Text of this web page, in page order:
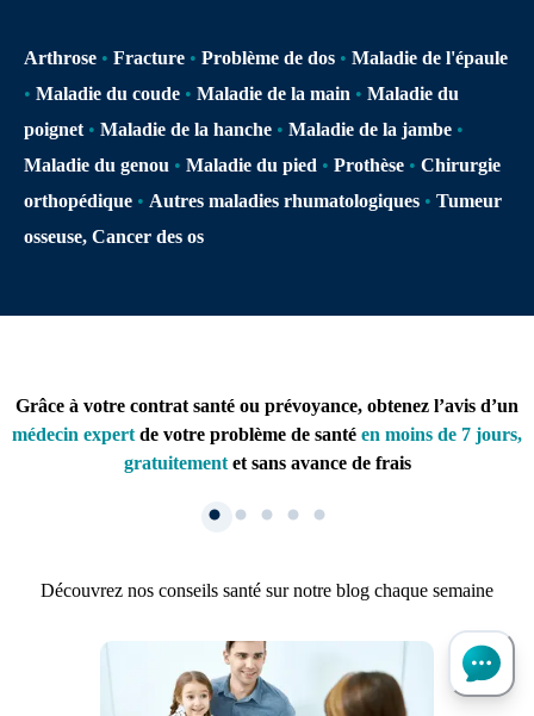
Arthrose • Fracture • Problème de dos • Maladie de l'épaule
• Maladie du coude • Maladie de la main • Maladie du
poignet • Maladie de la hanche • Maladie de la jambe •
Maladie du genou • Maladie du pied • Prothèse • Chirurgie
orthopédique • Autres maladies rhumatologiques • Tumeur
osseuse, Cancer des os
Grâce à votre contrat santé ou prévoyance, obtenez l’avis d’un
médecin expert de votre problème de santé en moins de 7 jours,
gratuitementet sans avance de frais
Découvrez nos conseils santé sur notre blog chaque semaine